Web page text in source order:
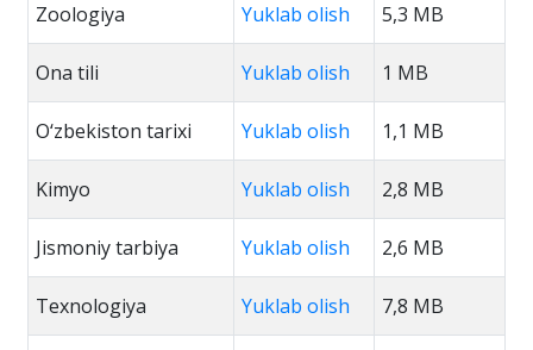
Zoologiya Yuklab olish 5,3 MB
Ona tili Yuklab olish 1 MB
O‘zbekiston tarixi Yuklab olish 1,1 MB
Kimyo Yuklab olish 2,8 MB
Jismoniy tarbiya Yuklab olish 2,6 MB
Texnologiya Yuklab olish 7,8 MB